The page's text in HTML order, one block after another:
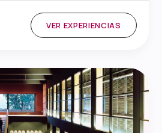
VER EXPERIENCIAS